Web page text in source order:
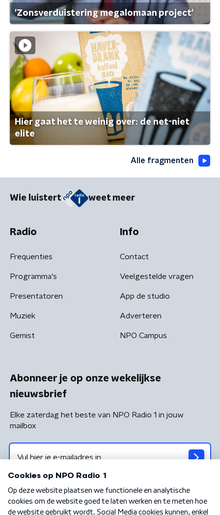
'Zonsverduistering megalomaan project'
Hier gaat het te weinig over: de net-niet
elite
Alle fragmenten
Wie luistert weet meer
Radio
Frequenties
Programma's
Presentatoren
Muziek
Gemist
Info
Contact
Veelgestelde vragen
App de studio
Adverteren
NPO Campus
Abonneer je op onze wekelijkse
nieuwsbrief
Elke zaterdag het beste van NPO Radio 1 in jouw
mailbox